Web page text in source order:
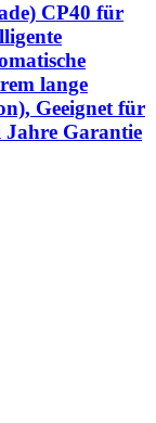
CP40 für
lange
Geeignet für
Jahre Garantie